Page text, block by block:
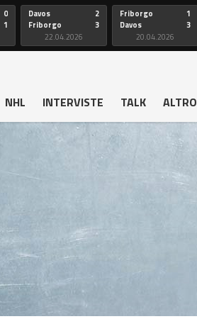
0
1
Davos
Friborgo
2
3
22.04.2026
Friborgo
Davos
1
3
20.04.2026
NHL INTERVISTE TALK ALTRO